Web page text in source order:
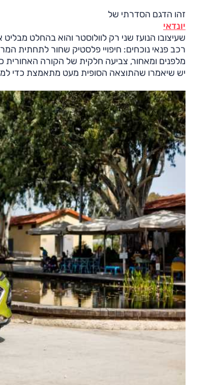
זהו הדגם הסדרתי של
יונדאי
שעיצובו הנועז שני רק לוולוסטר והוא בהחלט
רכב פנאי נוכחים: חיפויי פלסטיק שחור לתחתית
מלפנים ומאחור, צביעה חלקית של הקורה האחורית
יש שיאמרו שהתוצאה הסופית מעט מתאמצת כדי